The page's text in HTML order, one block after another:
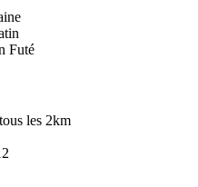
Futé
les 2km